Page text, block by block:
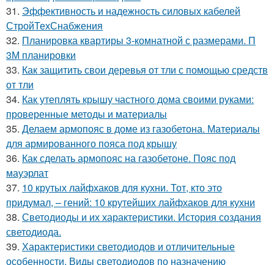
31. Эффективность и надежность силовых кабелей
СтройТехСнабжения
32. Планировка квартиры 3-комнатной с размерами. П
3М планировки
33. Как защитить свои деревья от тли с помощью средств
от тли
34. Как утеплять крышу частного дома своими руками:
проверенные методы и материалы
35. Делаем армопояс в доме из газобетона. Материалы
для армированного пояса под крышу
36. Как сделать армопояс на газобетоне. Пояс под
мауэрлат
37. 10 крутых лайфхаков для кухни. Тот, кто это
придумал, – гений: 10 крутейших лайфхаков для кухни
38. Светодиоды и их характеристики. История создания
светодиода.
39. Характеристики светодиодов и отличительные
особенности. Виды светодиодов по назначению